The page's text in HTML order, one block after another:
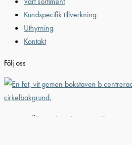
Kundspecifik tillverkning
Uthyrning
Kontakt
Följ oss
© 2026 Älvestad-Tanken AB. All Rights